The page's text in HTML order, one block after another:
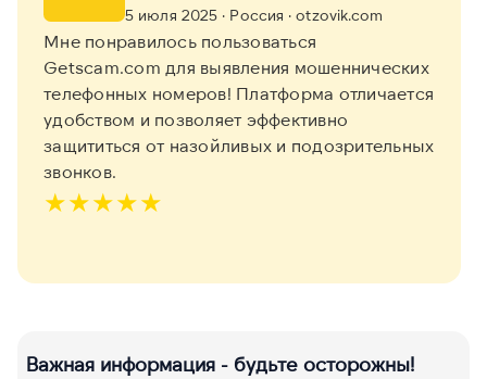
5 июля 2025 · Россия · otzovik.com
Мне понравилось пользоваться
Getscam.com для выявления мошеннических
телефонных номеров! Платформа отличается
удобством и позволяет эффективно
защититься от назойливых и подозрительных
звонков.
★★★★★
Важная информация - будьте осторожны!